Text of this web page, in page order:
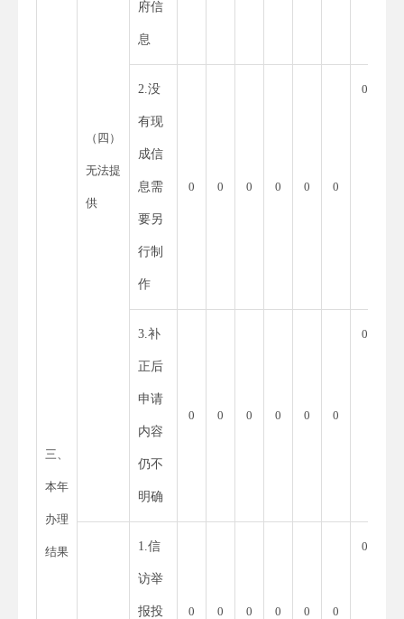
三、
本年
办理
结果
（四）
无法提
供
府信
息
2.没
有现
成信
息需
要另
行制
作
0 0 0 0 0 0
0
3.补
正后
申请
内容
仍不
明确
0 0 0 0 0 0
0
1.信
访举
报投 0 0 0 0 0 0
0